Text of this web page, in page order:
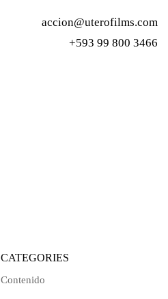
accion@uterofilms.com
+593 99 800 3466
CATEGORIES
Contenido